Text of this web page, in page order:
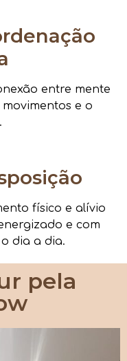
entre mente
e o
físico e alívio
e com
dia a dia.
pela